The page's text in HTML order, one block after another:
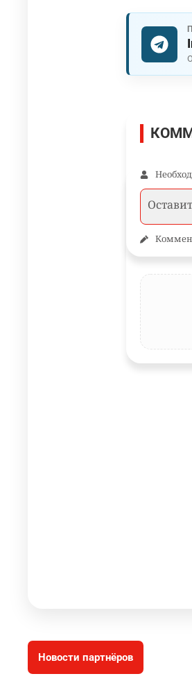
Новости партнёров